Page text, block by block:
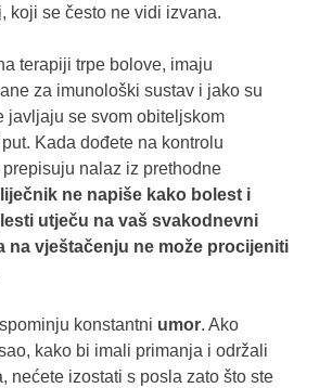
koji se često ne vidi izvana.
terapiji trpe bolove, imaju
za imunološki sustav i jako su
javljaju se svom obiteljskom
Kada dođete na kontrolu
nalaz iz prethodne
ne napiše kako bolest i
utječu na vaš svakodnevni
na vještačenju ne može procijeniti
konstantni umor. Ako
kako bi imali primanja i održali
nećete izostati s posla zato što ste